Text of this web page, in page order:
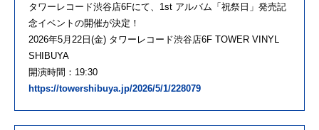
タワーレコード渋谷店6Fにて、1st アルバム「祝祭日」発売記
念イベントの開催が決定！
2026年5月22日(金) タワーレコード渋谷店6F TOWER VINYL
SHIBUYA
開演時間：19:30
https://towershibuya.jp/2026/5/1/228079